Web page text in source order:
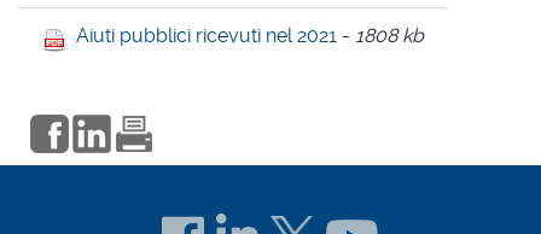
Aiuti pubblici ricevuti nel 2021 - 1808 kb